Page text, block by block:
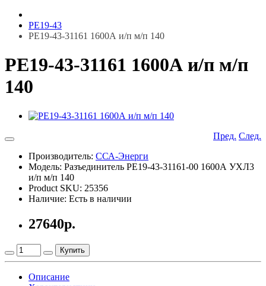
РЕ19-43
РЕ19-43-31161 1600А и/п м/п 140
РЕ19-43-31161 1600А и/п м/п
140
Пред. След.
Производитель: ССА-Энерги
Модель: Разъединитель РЕ19-43-31161-00 1600А УХЛ3
и/п м/п 140
Product SKU: 25356
Наличие: Есть в наличии
27640р.
Купить
Описание